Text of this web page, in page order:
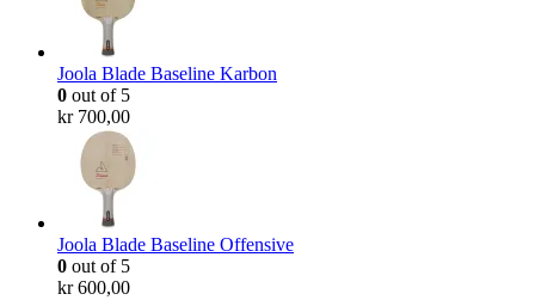
Joola Blade Baseline Karbon
0 out of 5
kr700,00
Joola Blade Baseline Offensive
0 out of 5
kr600,00